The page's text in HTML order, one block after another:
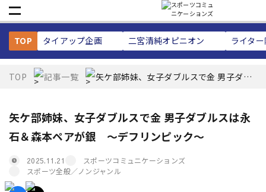
TOP タイアップ企画 二宮清純オピニオン ライタ
TOP 記事一覧 矢ケ部姉妹、女子ダブルスで金 男子ダブ
矢ケ部姉妹、女子ダブルスで金 男子ダブルスは永
石＆森本ペアが銀 〜デフリンピック〜
2025.11.21
スポーツコミュニケーションズ
スポーツ全般／ノンジャンル